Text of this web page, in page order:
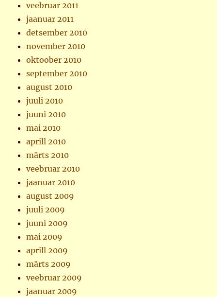
veebruar 2011
jaanuar 2011
detsember 2010
november 2010
oktoober 2010
september 2010
august 2010
juuli 2010
juuni 2010
mai 2010
aprill 2010
märts 2010
veebruar 2010
jaanuar 2010
august 2009
juuli 2009
juuni 2009
mai 2009
aprill 2009
märts 2009
veebruar 2009
jaanuar 2009